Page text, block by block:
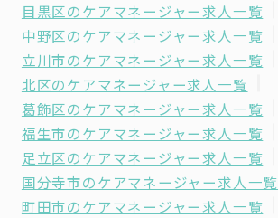
目黒区のケアマネージャー求人一覧
中野区のケアマネージャー求人一覧
立川市のケアマネージャー求人一覧
北区のケアマネージャー求人一覧
葛飾区のケアマネージャー求人一覧
福生市のケアマネージャー求人一覧
足立区のケアマネージャー求人一覧
国分寺市のケアマネージャー求人一覧
町田市のケアマネージャー求人一覧